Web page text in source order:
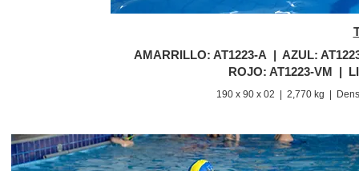
AMARRILLO: AT1223-A | AZUL:
ROJO: AT1223-VM |
190 x 90 x 02 | 2,770 kg |